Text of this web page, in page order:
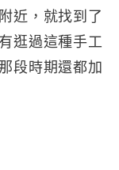
近，就找到了
逛過這種手工
段時期還都加